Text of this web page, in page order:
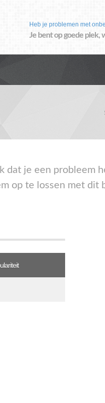
Heb je problemen met
Je bent op goede plek,
je een probleem
op te lossen met dit